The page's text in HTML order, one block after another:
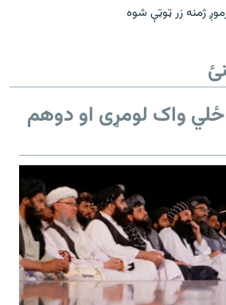
ژمنه زر ټوټې شوه
ځلي واک لومړی او دوهم